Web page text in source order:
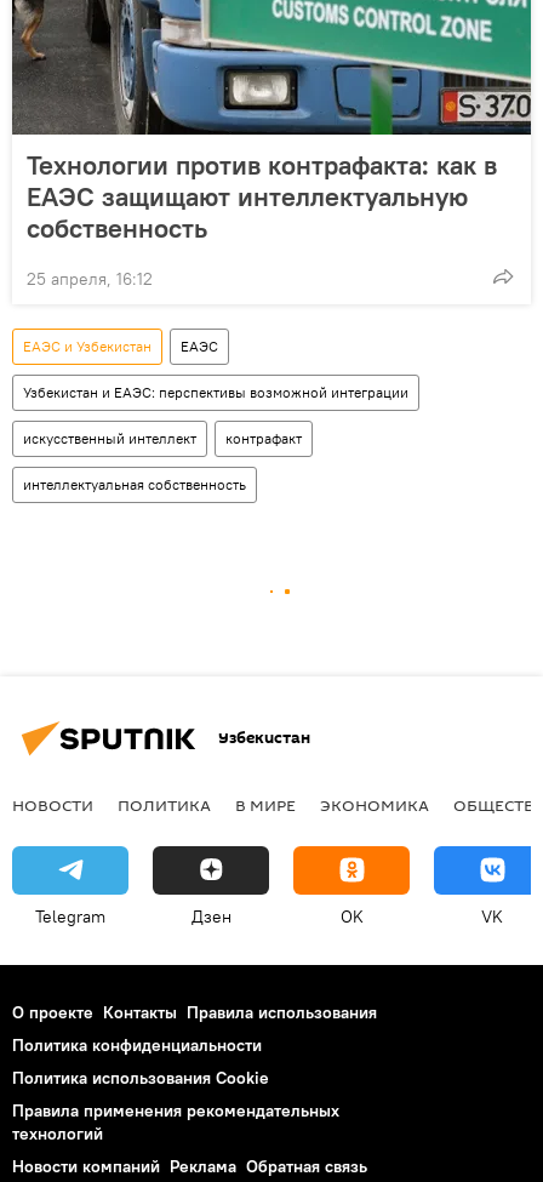
Технологии против контрафакта: как в
ЕАЭС защищают интеллектуальную
собственность
25 апреля, 16:12
ЕАЭС и Узбекистан ЕАЭС
Узбекистан и ЕАЭС: перспективы возможной интеграции
искусственный интеллект контрафакт
интеллектуальная собственность
Узбекистан
НОВОСТИ ПОЛИТИКА В МИРЕ ЭКОНОМИКА
Telegram Дзен OK VK
О проекте Контакты Правила использования
Политика конфиденциальности
Политика использования Cookie
Правила применения рекомендательных
технологий
Новости компаний Реклама Обратная связь